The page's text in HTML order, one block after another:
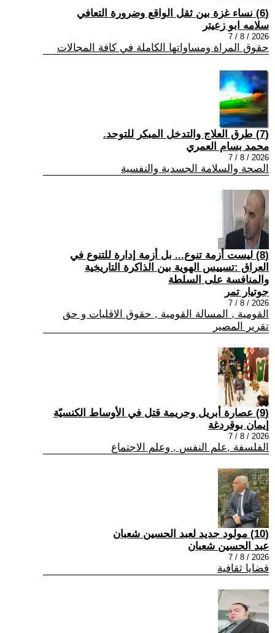
(6) نساء غزة بين ثقل الواقع وضرورة التعافي
سلامه ابو زعيتر
2026 / 8 / 7
حقوق المراة ومساواتها الكاملة في كافة المجالات
(7) طرق العلاج والتدخل المبكر للتوحد.
محمد بسام العمري
2026 / 8 / 7
الصحة والسلامة الجسدية والنفسية
(8) ليست أزمة تنوع... بل أزمة إدارة للتنوع في
العراق :تسييس الهوية بين الذاكرة التاريخية
والمنافسة على السلطة
جوتيار تمر
2026 / 8 / 7
القومية , المسالة القومية , حقوق الاقليات و حق
تقرير المصير
(9) عصارة أبريل وجريمة قتل في الأوساط الكنسيّة
إيمان بوقردغة
2026 / 8 / 7
الفلسفة ,علم النفس , وعلم الاجتماع
(10) مولود جديد لعبد الحسين شعبان
عبد الحسين شعبان
2026 / 8 / 7
قضايا ثقافية